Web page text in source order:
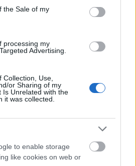
the Sale of my
processing my
Advertising.
Use,
or Sharing of my
Is Unrelated with the
it was collected.
to enable storage
like cookies on web or
minden köve mesél –